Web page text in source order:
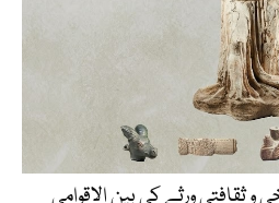
و ثقافتی ورثے کی بین الاقوامی